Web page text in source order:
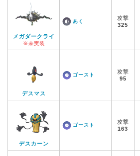
メガダークライ
※未実装
あく
攻撃
325
デスマス
ゴースト
攻撃
95
デスカーン
ゴースト
攻撃
163